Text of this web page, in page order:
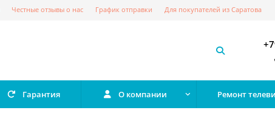
Честные отзывы о нас График отправки Для покупателей из Саратова
Гарантия О компании Ремонт